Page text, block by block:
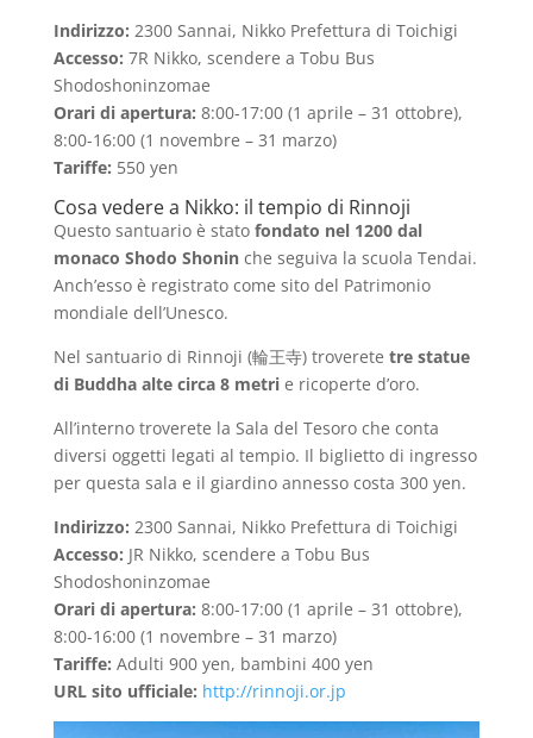
Indirizzo: 2300 Sannai, Nikko Prefettura di Toichigi
Accesso: 7R Nikko, scendere a Tobu Bus
Shodoshoninzomae
Orari di apertura: 8:00-17:00 (1 aprile – 31 ottobre),
8:00-16:00 (1 novembre – 31 marzo)
Tariffe: 550 yen
Cosa vedere a Nikko: il tempio di Rinnoji
Questo santuario è stato fondato nel 1200 dal
monaco Shodo Shoninche seguiva la scuola Tendai.
Anch’esso è registrato come sito del Patrimonio
mondiale dell’Unesco.
Nel santuario di Rinnoji (輪王寺) troverete tre statue
di Buddha alte circa 8 metri e ricoperte d’oro.
All’interno troverete la Sala del Tesoro che conta
diversi oggetti legati al tempio. Il biglietto di ingresso
per questa sala e il giardino annesso costa 300 yen.
Indirizzo: 2300 Sannai, Nikko Prefettura di Toichigi
Accesso: JR Nikko, scendere a Tobu Bus
Shodoshoninzomae
Orari di apertura: 8:00-17:00 (1 aprile – 31 ottobre),
8:00-16:00 (1 novembre – 31 marzo)
Tariffe: Adulti 900 yen, bambini 400 yen
URL sito ufficiale: http://rinnoji.or.jp